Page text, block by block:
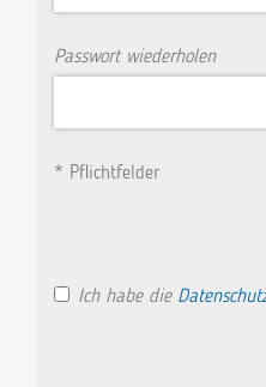
Passwort wiederholen
* Pflichtfelder
Ich habe die